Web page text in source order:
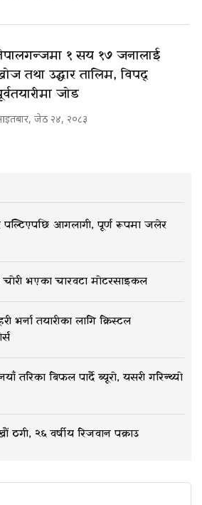
१ सय १७ जनालाई
तथा उद्धार तालिम, विपद्
जोड
जेठ २४, २०८३
पल्टिएपछि आगलागी, पूर्ण रूपमा जलेर
चोरी भएका चारवटा मोटरसाइकल
भर्ना तयारीका लागि क्रिस्टल
तरिका बिफल पार्दै ब्यूरो, यसरी गरिन्थ्यो
२६ वर्षीय रिजवान पक्राउ